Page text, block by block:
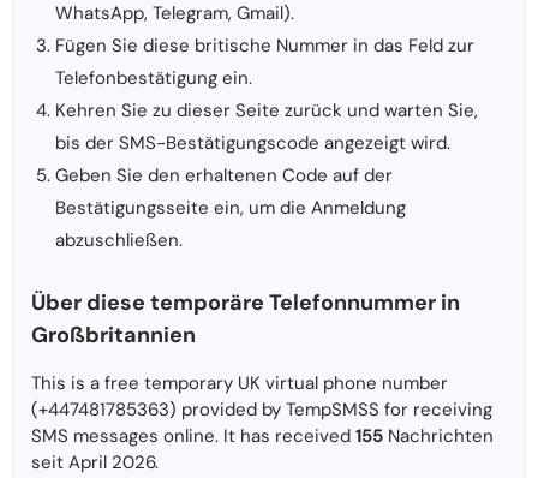
WhatsApp, Telegram, Gmail).
Fügen Sie diese britische Nummer in das Feld zur
Telefonbestätigung ein.
Kehren Sie zu dieser Seite zurück und warten Sie,
bis der SMS-Bestätigungscode angezeigt wird.
Geben Sie den erhaltenen Code auf der
Bestätigungsseite ein, um die Anmeldung
abzuschließen.
Über diese temporäre Telefonnummer in
Großbritannien
This is a free temporary UK virtual phone number
(+447481785363) provided by TempSMSS for receiving
SMS messages online. It has received 155 Nachrichten
seit April 2026.